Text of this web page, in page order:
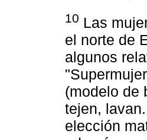
10 Las
el norte de
algunos
(modelo de
tejen,
elección